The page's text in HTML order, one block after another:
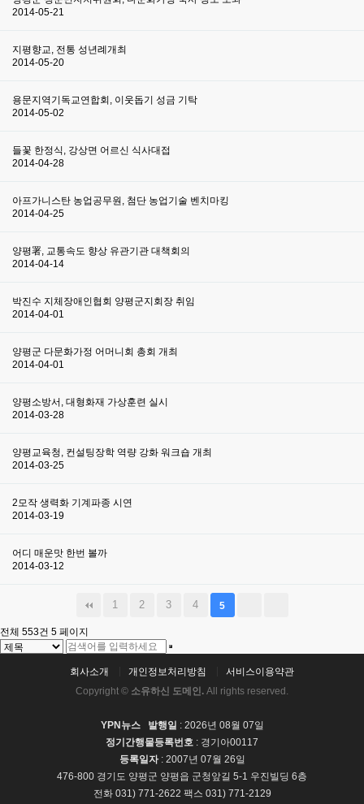
2014-05-21
지평향교, 전통 성년례개최
2014-05-20
용문지역기독교연합회, 이웃돕기 성금 기탁
2014-05-02
들꽃 한정식, 강상면 어르신 식사대접
2014-04-28
아프가니스탄 농업공무원, 첨단 농업기술 벤치마킹
2014-04-25
양평署, 교통속도 향상 유관기관 대책회의
2014-04-14
박진수 지체장애인협회 양평군지회장 취임
2014-04-01
양평군 다문화가정 어머니회 총회 개최
2014-04-01
양평소방서, 대형화재 가상훈련 실시
2014-03-28
양평교육청, 컨설팅장학 역량 강화 워크숍 개최
2014-03-25
2모작 생력화 기계파종 시연
2014-03-19
어디 매운맛 한번 볼까
2014-03-12
1 2 3 4 5
전체 553건 5 페이지
회사소개 개인정보처리방침
서비스이용약관
Copyright © 소유하신 도메인. All rights reserved.
YPN뉴스 발행일 : 2026년 08월 07일
정기간행물등록번호 : 경기아00117
등록일자: 2007년 07월 26일
476-800 경기도 양평군 양평읍 군청앞길 5-1 우진빌딩 6층
전화 031) 771-2622 팩스 031) 771-2129